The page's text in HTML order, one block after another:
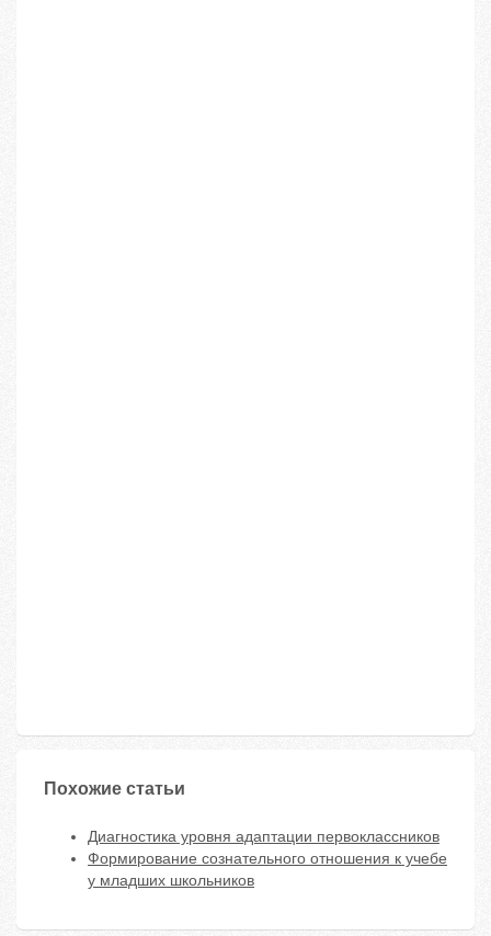
Похожие статьи
Диагностика уровня адаптации первоклассников
Формирование сознательного отношения к учебе
у младших школьников